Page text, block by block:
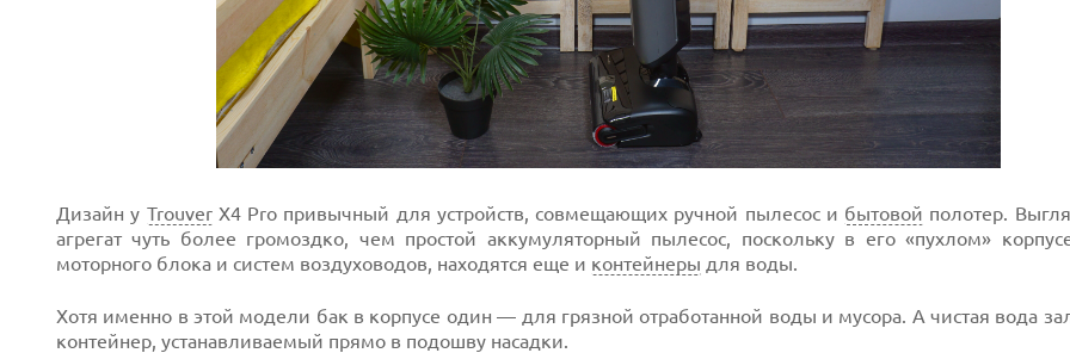
Дизайн у TrouverX4 Pro привычный для устройств, совмещающих ручной пылесос и бытовой полотер.
агрегат чуть более громоздко, чем простой аккумуляторный пылесос, поскольку в его «пухлом»
моторного блока и систем воздуховодов, находятся еще и контейнеры для воды.
Хотя именно в этой модели бак в корпусе один — для грязной отработанной воды и мусора. А чистая вода
контейнер, устанавливаемый прямо в подошву насадки.